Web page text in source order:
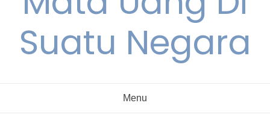
Suatu Negara
Menu